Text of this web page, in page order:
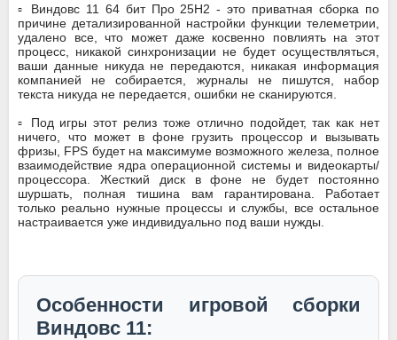
▫️ Виндовс 11 64 бит Про 25H2 - это приватная сборка по
причине детализированной настройки функции телеметрии,
удалено все, что может даже косвенно повлиять на этот
процесс, никакой синхронизации не будет осуществляться,
ваши данные никуда не передаются, никакая информация
компанией не собирается, журналы не пишутся, набор
текста никуда не передается, ошибки не сканируются.
▫️ Под игры этот релиз тоже отлично подойдет, так как нет
ничего, что может в фоне грузить процессор и вызывать
фризы, FPS будет на максимуме возможного железа, полное
взаимодействие ядра операционной системы и видеокарты/
процессора. Жесткий диск в фоне не будет постоянно
шуршать, полная тишина вам гарантирована. Работает
только реально нужные процессы и службы, все остальное
настраивается уже индивидуально под ваши нужды.
Особенности игровой сборки
Виндовс 11: